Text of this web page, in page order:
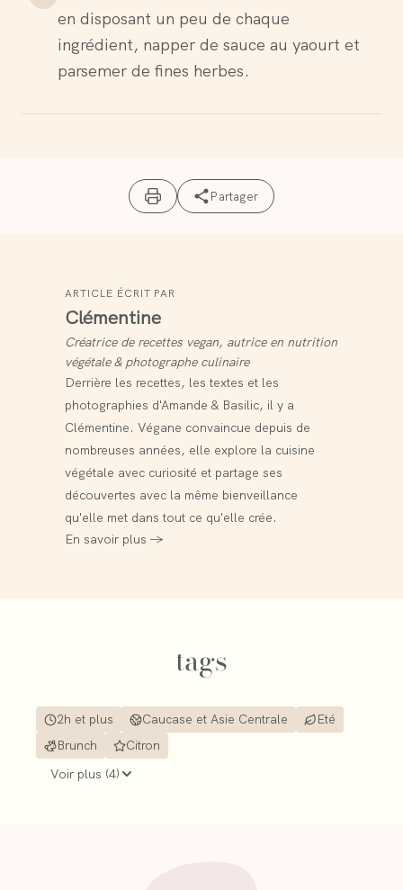
en disposant un peu de chaque
ingrédient, napper de sauce au yaourt et
parsemer de fines herbes.
Partager
ARTICLE ÉCRIT PAR
Clémentine
Créatrice de recettes vegan, autrice en nutrition
végétale & photographe culinaire
Derrière les recettes, les textes et les
photographies d'Amande & Basilic, il y a
Clémentine. Végane convaincue depuis de
nombreuses années, elle explore la cuisine
végétale avec curiosité et partage ses
découvertes avec la même bienveillance
qu'elle met dans tout ce qu'elle crée.
En savoir plus →
tags
2h et plus Caucase et Asie Centrale
Eté
Brunch
Citron
Voir plus (4)